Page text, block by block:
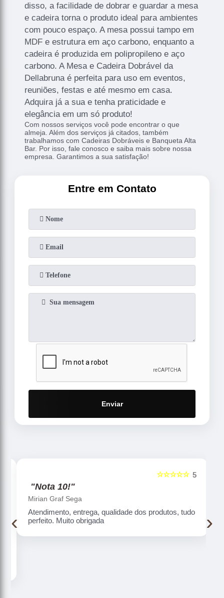
disso, a facilidade de dobrar e guardar a mesa
e cadeira torna o produto ideal para ambientes
com pouco espaço. A mesa possui tampo em
MDF e estrutura em aço carbono, enquanto a
cadeira é produzida em polipropileno e aço
carbono. A Mesa e Cadeira Dobrável da
Dellabruna é perfeita para uso em eventos,
reuniões, festas e até mesmo em casa.
Adquira já a sua e tenha praticidade e
elegância em um só produto!
Com nossos serviços você pode encontrar o que
almeja. Além dos serviços já citados, também
trabalhamos com Cadeiras Dobráveis e Banqueta Alta
Bar. Por isso, fale conosco e saiba mais sobre nossa
empresa. Garantimos a sua satisfação!
Entre em Contato
Enviar
5
☆☆☆☆☆
"Nota 10!"
Mirian Graf Sega
Atendimento, entrega, qualidade dos produtos, tudo
perfeito. Muito obrigada
‹ ›